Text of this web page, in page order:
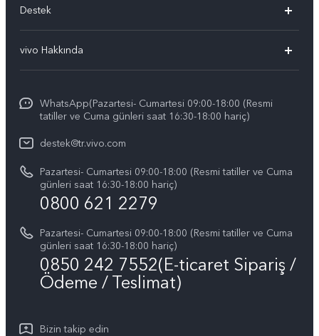
vivo V60 5G
vivo X200 FE
Tüm Modeller
Destek
IMEI kimlik doğrulaması
Yedek Parçaların Fiyatı
Başlangıç ve Kullanım ​​Kılavuzu
Garanti Politikamız
Müşteri Hizmetleri Gizlilik Beyanı
vivo Hakkında
vivo'da Kariyer
Basın
Yasal Bildirimler
Hakkımızda
vivo Gizlilik Merkezi
WhatsApp(Pazartesi- Cumartesi 09:00-18:00 (Resmi
tatiller ve Cuma günleri saat 16:30-18:00 hariç)
destek@tr.vivo.com
Pazartesi- Cumartesi 09:00-18:00 (Resmi tatiller ve Cuma
günleri saat 16:30-18:00 hariç)
0800 621 2279
Pazartesi- Cumartesi 09:00-18:00 (Resmi tatiller ve Cuma
günleri saat 16:30-18:00 hariç)
0850 242 7552(E-ticaret Sipariş /
Ödeme / Teslimat)
Bizin takip edin